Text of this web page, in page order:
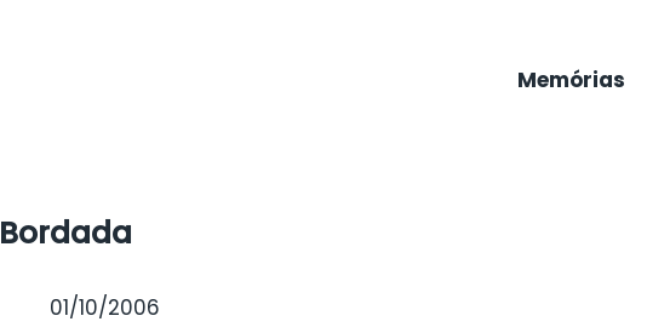
Memórias
Bordada
01/10/2006